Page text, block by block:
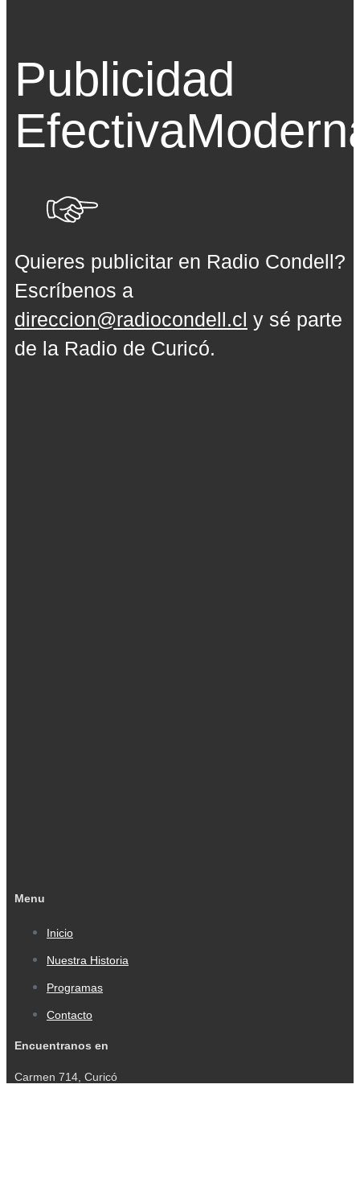
Publicidad
Efectiva
Quieres publicitar en Radio Condell?
Escríbenos a
direccion@radiocondell.cl y sé parte
de la Radio de Curicó.
Menu
Inicio
Nuestra Historia
Programas
Contacto
Encuentranos en
Carmen 714, Curicó